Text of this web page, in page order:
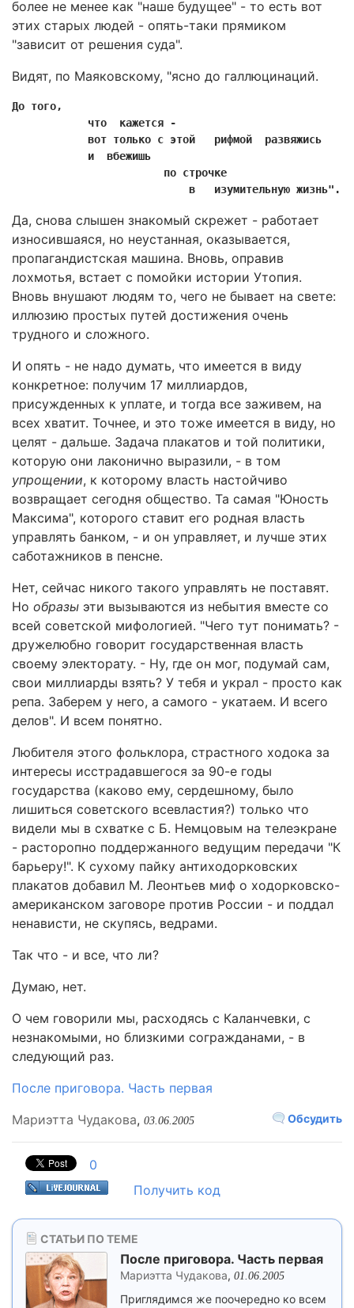
более не менее как "наше будущее" - то есть вот
этих старых людей - опять-таки прямиком
"зависит от решения суда".
Видят, по Маяковскому, "ясно до галлюцинаций.
До того,
            что  кажется -
            вот только с этой   рифмой  развяжись
            и  вбежишь
                        по строчке
                            в   изумительную жизнь".
Да, снова слышен знакомый скрежет - работает
износившаяся, но неустанная, оказывается,
пропагандистская машина. Вновь, оправив
лохмотья, встает с помойки истории Утопия.
Вновь внушают людям то, чего не бывает на свете:
иллюзию простых путей достижения очень
трудного и сложного.
И опять - не надо думать, что имеется в виду
конкретное: получим 17 миллиардов,
присужденных к уплате, и тогда все заживем, на
всех хватит. Точнее, и это тоже имеется в виду, но
целят - дальше. Задача плакатов и той политики,
которую они лаконично выразили, - в том
упрощении, к которому власть настойчиво
возвращает сегодня общество. Та самая "Юность
Максима", которого ставит его родная власть
управлять банком, - и он управляет, и лучше этих
саботажников в пенсне.
Нет, сейчас никого такого управлять не поставят.
Но образы эти вызываются из небытия вместе со
всей советской мифологией. "Чего тут понимать? -
дружелюбно говорит государственная власть
своему электорату. - Ну, где он мог, подумай сам,
свои миллиарды взять? У тебя и украл - просто как
репа. Заберем у него, а самого - укатаем. И всего
делов". И всем понятно.
Любителя этого фольклора, страстного ходока за
интересы исстрадавшегося за 90-е годы
государства (каково ему, сердешному, было
лишиться советского всевластия?) только что
видели мы в схватке с Б. Немцовым на телеэкране
- расторопно поддержанного ведущим передачи "К
барьеру!". К сухому пайку антиходорковских
плакатов добавил М. Леонтьев миф о ходорковско-
американском заговоре против России - и поддал
ненависти, не скупясь, ведрами.
Так что - и все, что ли?
Думаю, нет.
О чем говорили мы, расходясь с Каланчевки, с
незнакомыми, но близкими согражданами, - в
следующий раз.
После приговора. Часть первая
Обсудить
Мариэтта Чудакова, 03.06.2005
0
Получить код
СТАТЬИ ПО ТЕМЕ
После приговора. Часть первая
Мариэтта Чудакова, 01.06.2005
Приглядимся же поочередно ко всем